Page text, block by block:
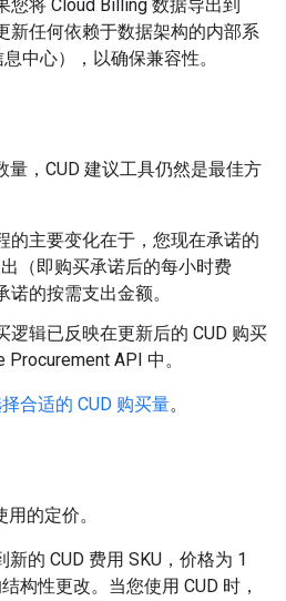
您将 Cloud Billing 数据导出到
新任何依赖于数据架构的内部系
中心），以确保兼容性。
量，CUD 建议工具仍然是最佳方
的主要变化在于，您现在承诺的
（即购买承诺后的每小时费
的按需支出金额。
逻辑已反映在更新后的 CUD 购买
API 中。
合适的 CUD 购买量。
的定价。
新的 CUD 费用 SKU，价格为 1
构性更改。当您使用 CUD 时，